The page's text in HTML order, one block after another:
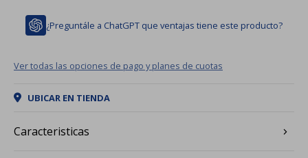
¿Preguntále a ChatGPT que ventajas tiene este producto?
Ver todas las opciones de pago y planes de cuotas
UBICAR EN TIENDA
Caracteristicas